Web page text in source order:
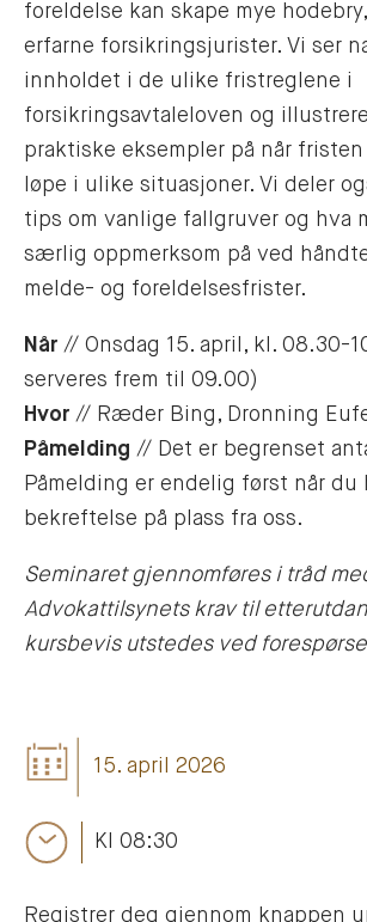
foreldelse kan skape mye
erfarne forsikringsjurister. Vi ser
innholdet i de ulike fristreglene i
forsikringsavtaleloven og
praktiske eksempler på når
løpe i ulike situasjoner. Vi deler
tips om vanlige fallgruver og hva
særlig oppmerksom på ved
melde- og foreldelsesfrister.
Når // Onsdag 15. april, kl. 08.30-
serveres frem til 09.00)
Hvor // Ræder Bing, Dronning
Påmelding // Det er begrenset
Påmelding er endelig først når du
bekreftelse på plass fra oss.
Seminaret gjennomføres i tråd
Advokattilsynets krav til
kursbevis utstedes ved
15. april 2026
Kl 08:30
Registrer deg gjennom knappen